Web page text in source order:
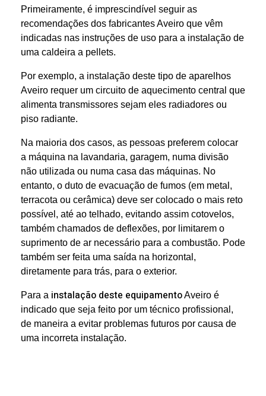
Primeiramente, é imprescindível seguir as
recomendações dos fabricantes Aveiro que vêm
indicadas nas instruções de uso para a instalação de
uma caldeira a pellets.
Por exemplo, a instalação deste tipo de aparelhos
Aveiro requer um circuito de aquecimento central que
alimenta transmissores sejam eles radiadores ou
piso radiante.
Na maioria dos casos, as pessoas preferem colocar
a máquina na lavandaria, garagem, numa divisão
não utilizada ou numa casa das máquinas. No
entanto, o duto de evacuação de fumos (em metal,
terracota ou cerâmica) deve ser colocado o mais reto
possível, até ao telhado, evitando assim cotovelos,
também chamados de deflexões, por limitarem o
suprimento de ar necessário para a combustão. Pode
também ser feita uma saída na horizontal,
diretamente para trás, para o exterior.
Para a instalação deste equipamentoAveiro é
indicado que seja feito por um técnico profissional,
de maneira a evitar problemas futuros por causa de
uma incorreta instalação.